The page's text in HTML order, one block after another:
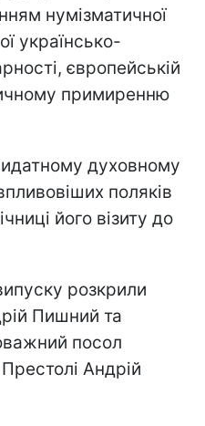
нумізматичної
українсько-
європейській
примиренню
духовному
поляків
його візиту до
розкрили
Пишний та
посол
Андрій